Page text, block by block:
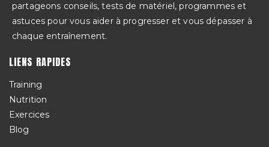
partageons conseils, tests de matériel, programmes et
astuces pour vous aider à progresser et vous dépasser à
chaque entraînement.
LIENS RAPIDES
Training
Nutrition
Exercices
Blog